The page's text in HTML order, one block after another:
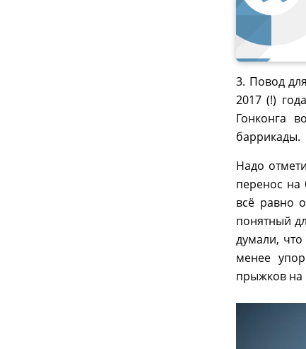
3. Повод
2017 (!)
Гонконга
баррикады.
Надо
перенос на
всё равно
понятный
думали, что
менее
прыжков